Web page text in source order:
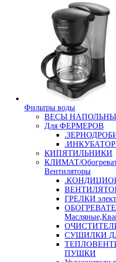
Фильтры воды
ВЕСЫ
Для ФЕРМЕРОВ
КИПЯТИЛЬНИКИ
КЛИМАТ/
Вентиляторы
ГРЕЛКИ
СУШИЛКИ
ПУШКИ